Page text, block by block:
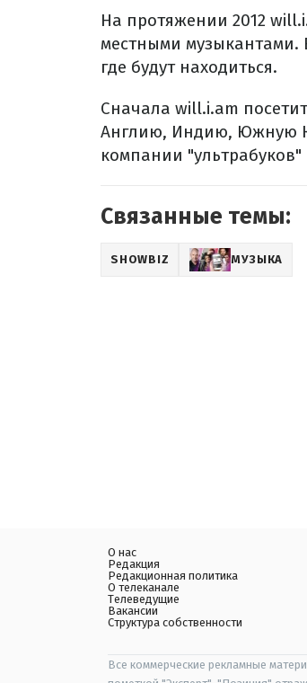
На протяжении 2012
местными музыкантами.
где будут находиться.
Сначала will.i.am
Англию, Индию, Южную
компании
Связанные темы:
SHOWBIZ МУЗЫКА
О нас
Редакция
Редакционная политика
О телеканале
Телеведущие
Вакансии
Структура собственности
Все коммерческие рекламные